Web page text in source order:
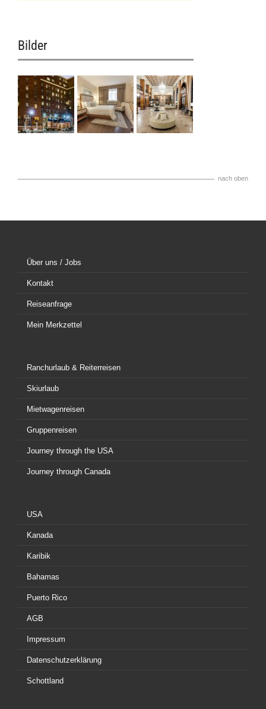
Bilder
nach oben
Über uns / Jobs
Kontakt
Reiseanfrage
Mein Merkzettel
Ranchurlaub & Reiterreisen
Skiurlaub
Mietwagenreisen
Gruppenreisen
Journey through the USA
Journey through Canada
USA
Kanada
Karibik
Bahamas
Puerto Rico
AGB
Impressum
Datenschutzerklärung
Schottland